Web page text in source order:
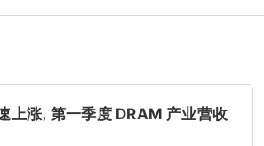
光的领先 1β 工艺节点技术构建。
上涨，第一季度 DRAM 产业营收